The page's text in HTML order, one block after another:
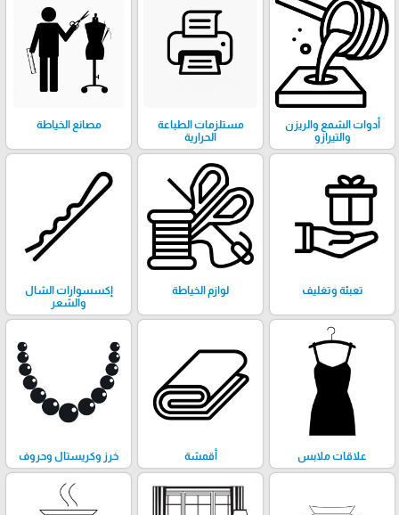
أدوات الشمع والريزن
والتيرازو
مستلزمات الطباعة
الحرارية
مصانع الخياطة
تعبئة وتغليف لوازم الخياطة
إكسسوارات الشال
والشعر
علاقات ملابس أقمشة خرز وكريستال وحروف